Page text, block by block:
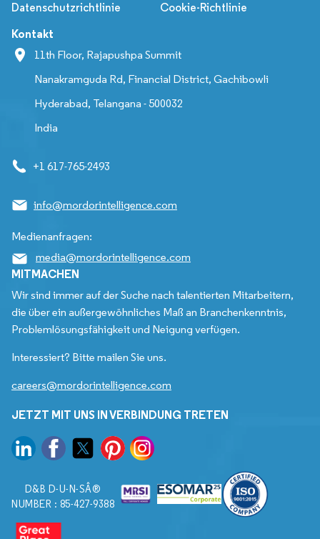
Datenschutzrichtlinie Cookie-Richtlinie
Kontakt
11th Floor, Rajapushpa Summit
Nanakramguda Rd, Financial District, Gachibowli
Hyderabad, Telangana - 500032
India
+1 617-765-2493
info@mordorintelligence.com
Medienanfragen:
media@mordorintelligence.com
MITMACHEN
Wir sind immer auf der Suche nach talentierten Mitarbeitern,
die über ein außergewöhnliches Maß an Branchenkenntnis,
Problemlösungsfähigkeit und Neigung verfügen.
Interessiert? Bitte mailen Sie uns.
careers@mordorintelligence.com
JETZT MIT UNS IN VERBINDUNG TRETEN
D&B D-U-N-SÂ®
NUMBER : 85-427-9388